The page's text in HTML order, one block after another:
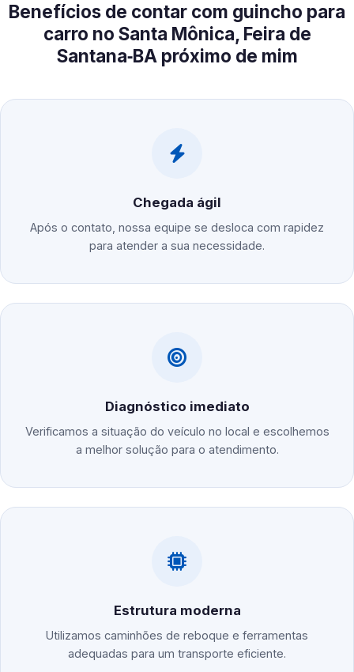
Benefícios de contar com guincho para
carro no Santa Mônica, Feira de
Santana‑BA próximo de mim
Chegada ágil
Após o contato, nossa equipe se desloca com rapidez
para atender a sua necessidade.
Diagnóstico imediato
Verificamos a situação do veículo no local e escolhemos
a melhor solução para o atendimento.
Estrutura moderna
Utilizamos caminhões de reboque e ferramentas
adequadas para um transporte eficiente.